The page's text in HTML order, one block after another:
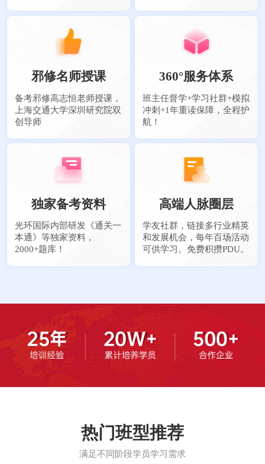
邪修名师授课
备考邪修高志恒老师授课，
上海交通大学深圳研究院双
创导师
360°服务体系
班主任督学+学习社群+模拟
冲刺+1年重读保障，全程护
航！
独家备考资料
光环国际内部研发《通关一
本通》等独家资料，
2000+题库！
高端人脉圈层
学友社群，链接多行业精英
和发展机会，每年百场活动
可供学习。免费积攒PDU。
热门班型推荐
满足不同阶段学员学习需求